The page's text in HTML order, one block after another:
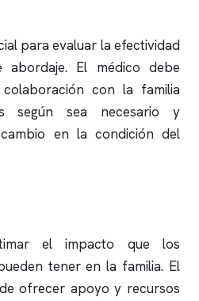
para evaluar la efectividad
abordaje. El médico debe
con la familia
según sea necesario y
en la condición del
el impacto que los
tener en la familia. El
ofrecer apoyo y recursos